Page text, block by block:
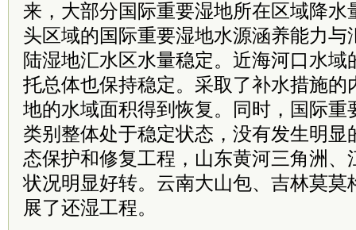
来，大部分国际重要湿地所在区域降水
头区域的国际重要湿地水源涵养能力与
陆湿地汇水区水量稳定。近海河口水域
托总体也保持稳定。采取了补水措施的
地的水域面积得到恢复。同时，国际重
类别整体处于稳定状态，没有发生明显
态保护和修复工程，山东黄河三角洲、
状况明显好转。云南大山包、吉林莫莫
展了还湿工程。